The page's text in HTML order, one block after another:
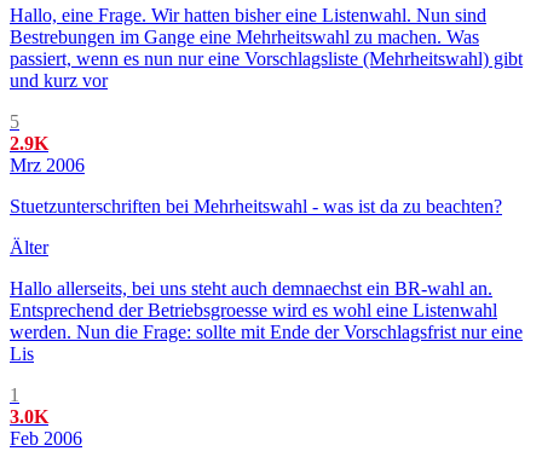
Hallo, eine Frage. Wir hatten bisher eine Listenwahl. Nun sind
Bestrebungen im Gange eine Mehrheitswahl zu machen. Was
passiert, wenn es nun nur eine Vorschlagsliste (Mehrheitswahl) gibt
und kurz vor
5
2.9K
Mrz 2006
Stuetzunterschriften bei Mehrheitswahl - was ist da zu beachten?
Älter
Hallo allerseits, bei uns steht auch demnaechst ein BR-wahl an.
Entsprechend der Betriebsgroesse wird es wohl eine Listenwahl
werden. Nun die Frage: sollte mit Ende der Vorschlagsfrist nur eine
Lis
1
3.0K
Feb 2006